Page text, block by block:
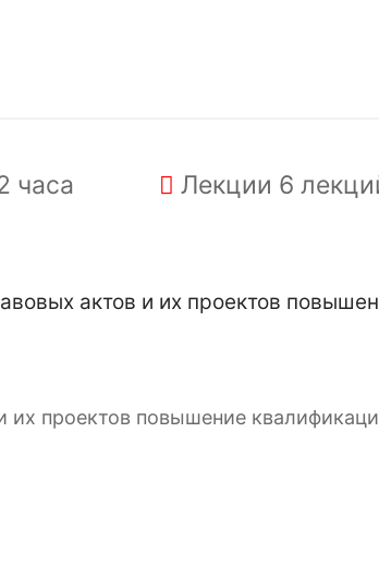
часа Лекции 6
актов и их проектов
их проектов повышение